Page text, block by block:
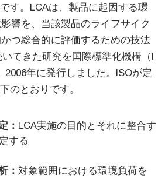
す。LCAは、製品に起因する環
響を、当該製品のライフサイク
つ総合的に評価するための技法
てきた研究を国際標準化機構（I
2006年に発行しました。ISOが定
のとおりです。
： LCA実施の目的とそれに整合す
する
： 対象範囲における環境負荷を